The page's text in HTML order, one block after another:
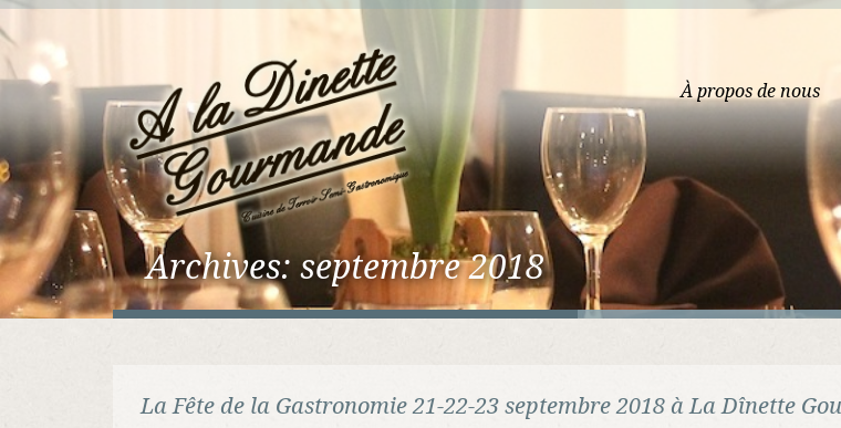
À propos de nous
Archives:septembre 2018
La Fête de la Gastronomie 21-22-23 septembre 2018 à La Dînette